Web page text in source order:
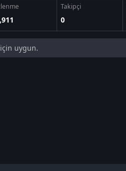
Takipçi
0
uygun.